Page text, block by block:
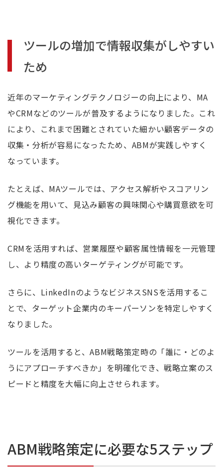
ツールの増加で情報収集がしやすい
ため
近年のマーケティングテクノロジーの向上により、MA
やCRMなどのツールが普及するようになりました。これ
により、これまで困難とされていた細かい顧客データの
収集・分析が容易になったため、ABMが実践しやすく
なっています。
たとえば、MAツールでは、アクセス解析やスコアリン
グ機能を用いて、見込み顧客の興味関心や購買意欲を可
視化できます。
CRMを活用すれば、営業履歴や顧客属性情報を一元管理
し、より精度の高いターゲティングが可能です。
さらに、LinkedInのようなビジネスSNSを活用するこ
とで、ターゲット企業内のキーパーソンを特定しやすく
なりました。
ツールを活用すると、ABM戦略策定時の「誰に・どのよ
うにアプローチすべきか」を明確化でき、戦略立案のス
ピードと精度を大幅に向上させられます。
ABM戦略策定に必要な5ステップ